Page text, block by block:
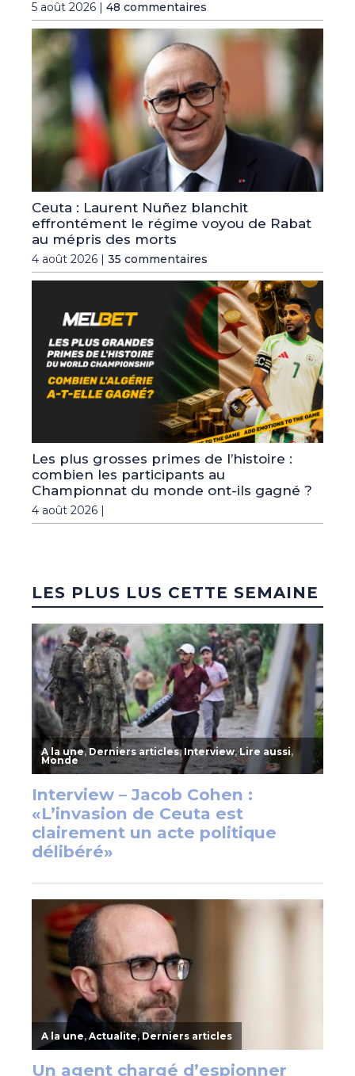
5 août 2026 | 48 commentaires
Ceuta : Laurent Nuñez blanchit
effrontément le régime voyou de Rabat
au mépris des morts
4 août 2026 | 35 commentaires
Les plus grosses primes de l’histoire :
combien les participants au
Championnat du monde ont-ils gagné ?
4 août 2026 |
LES PLUS LUS CETTE SEMAINE